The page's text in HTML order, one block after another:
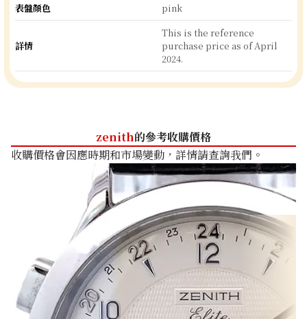
表盤顏色
pink
詳情
This is the reference
purchase price as of April
2024.
zenith的參考收購價格
收購價格會因應時期和市場變動，詳情請查詢我們。